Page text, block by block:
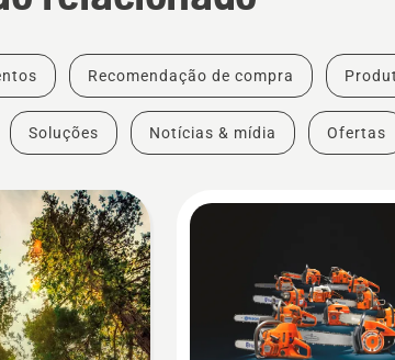
Recomendação de compra
Soluções Notícias & mídia Ofertas